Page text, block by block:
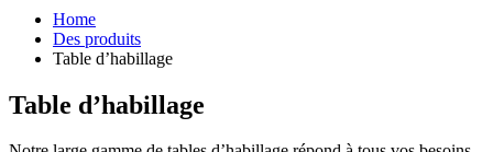
Home
Des produits
Table d’habillage
Table d’habillage